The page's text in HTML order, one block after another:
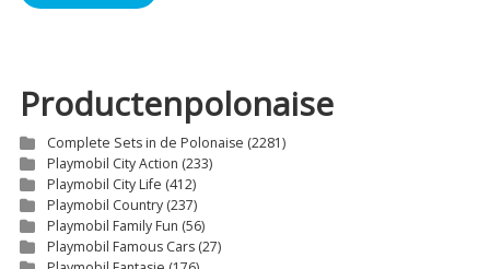
Productenpolonaise
Complete Sets in de Polonaise (2281)
Playmobil City Action (233)
Playmobil City Life (412)
Playmobil Country (237)
Playmobil Family Fun (56)
Playmobil Famous Cars (27)